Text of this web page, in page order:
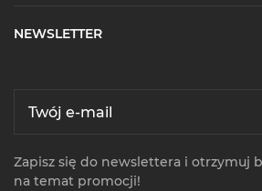
NEWSLETTER
Zapisz się do newslettera i otrzymuj
na temat promocji!